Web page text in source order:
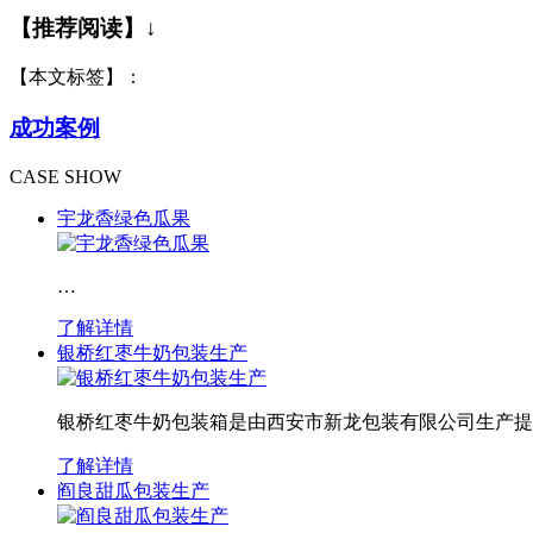
【推荐阅读】↓
【本文标签】：
成功案例
CASE SHOW
宇龙稥绿色瓜果
…
了解详情
银桥红枣牛奶包装生产
银桥红枣牛奶包装箱是由西安市新龙包装有限公司生产
了解详情
阎良甜瓜包装生产